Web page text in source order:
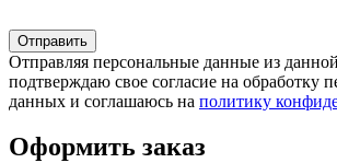
Отправляя персональные данные из
подтверждаю свое согласие на обработку
данных и соглашаюсь на политику
Оформить заказ